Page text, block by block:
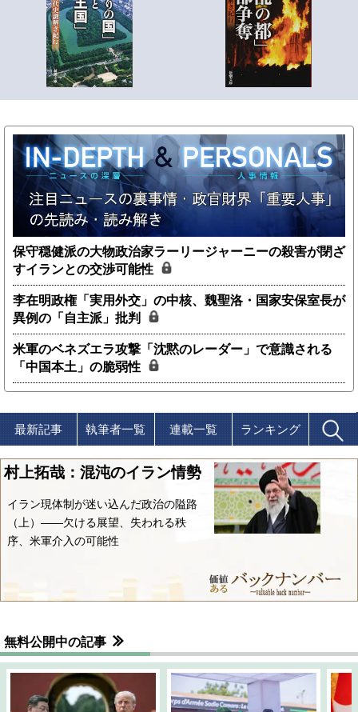
保守穏健派の大物政治家ラーリージャーニーの殺害が閉ざ
すイランとの交渉可能性
李在明政権「実用外交」の中核、魏聖洛・国家安保室長が
異例の「自主派」批判
米軍のベネズエラ攻撃「沈黙のレーダー」で意識される
「中国本土」の脆弱性
最新記事 執筆者一覧 連載一覧 ランキング
村上拓哉：混沌のイラン情勢
イラン現体制が迷い込んだ政治の隘路
（上）――欠ける展望、失われる秩
序、米軍介入の可能性
無料公開中の記事